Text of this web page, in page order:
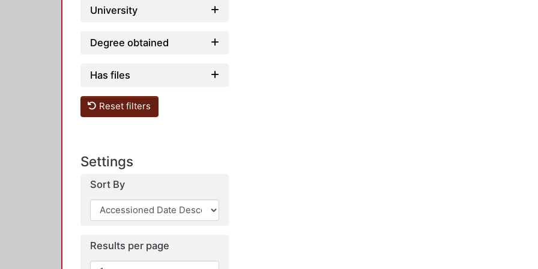
University
Degree obtained
Has files
Reset filters
Settings
Sort By
Results per page